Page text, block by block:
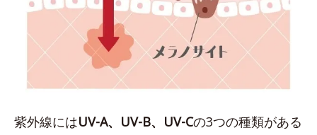
紫外線にはUV-A、UV-B、UV-Cの3つの種類がある